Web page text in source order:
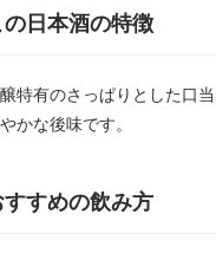
の日本酒の特徴
特有のさっぱりとした口
かな後味です。
すすめの飲み方